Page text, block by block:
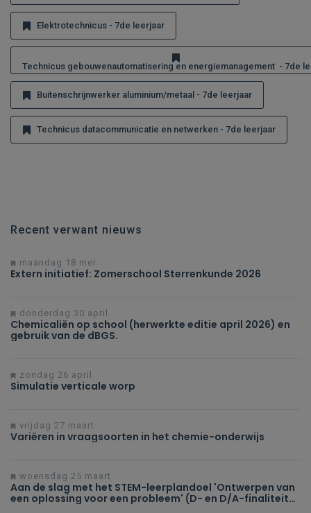
Elektrotechnicus - 7de leerjaar
Technicus gebouwenautomatisering en energiemanagement - 7de
Buitenschrijnwerker aluminium/metaal - 7de leerjaar
Technicus datacommunicatie en netwerken - 7de leerjaar
Recent verwant nieuws
maandag 18 mei
Extern initiatief: Zomerschool Sterrenkunde 2026
donderdag 30 april
Chemicaliën op school (herwerkte editie april 2026) en
gebruik van de dBGS.
zondag 26 april
Simulatie verticale worp
vrijdag 27 maart
Variëren in vraagsoorten in het chemie-onderwijs
woensdag 25 maart
Aan de slag met het STEM-leerplandoel 'Ontwerpen van
een oplossing voor een probleem' (D- en D/A-finaliteit